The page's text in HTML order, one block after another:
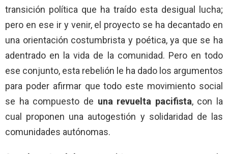
transición política que ha traído esta desigual lucha;
pero en ese ir y venir, el proyecto se ha decantado en
una orientación costumbrista y poética, ya que se ha
adentrado en la vida de la comunidad. Pero en todo
ese conjunto, esta rebelión le ha dado los argumentos
para poder afirmar que todo este movimiento social
se ha compuesto de una revuelta pacifista, con la
cual proponen una autogestión y solidaridad de las
comunidades autónomas.